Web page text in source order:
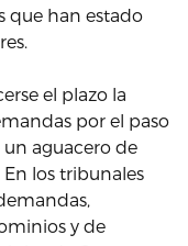
que han estado
el plazo la
por el paso
aguacero de
En los tribunales
y de